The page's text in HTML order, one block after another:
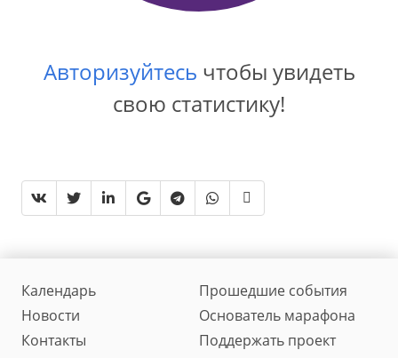
Авторизуйтесь чтобы увидеть
свою статистику!
Календарь
Прошедшие события
Новости
Основатель марафона
Контакты
Поддержать проект